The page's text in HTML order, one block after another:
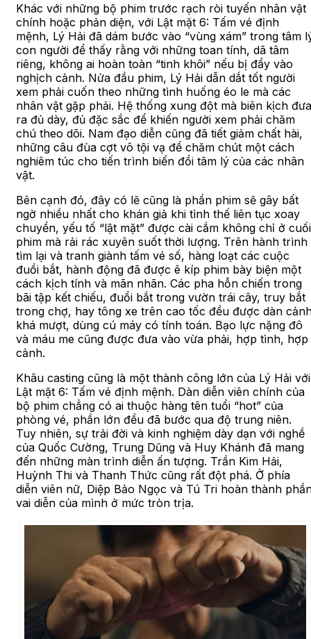
Khác với những bộ phim trước rạch ròi tuyến nhân vật
chính hoặc phản diện, với Lật mặt 6: Tấm vé định
mệnh, Lý Hải đã dám bước vào “vùng xám” trong tâm
con người để thấy rằng với những toan tính, dã tâm
riêng, không ai hoàn toàn “tinh khôi” nếu bị đẩy vào
nghịch cảnh. Nửa đầu phim, Lý Hải dẫn dắt tốt người
xem phải cuốn theo những tình huống éo le mà các
nhân vật gặp phải. Hệ thống xung đột mà biên kịch đưa
ra đủ dày, đủ đặc sắc để khiến người xem phải chăm
chú theo dõi. Nam đạo diễn cũng đã tiết giảm chất hài,
những câu đùa cợt vô tội vạ để chăm chút một cách
nghiêm túc cho tiến trình biến đổi tâm lý của các nhân
vật.
Bên cạnh đó, đây có lẽ cũng là phần phim sẽ gây bất
ngờ nhiều nhất cho khán giả khi tình thế liên tục xoay
chuyển, yếu tố “lật mặt” được cài cắm không chỉ ở cuối
phim mà rải rác xuyên suốt thời lượng. Trên hành trình
tìm lại và tranh giành tấm vé số, hàng loạt các cuộc
đuổi bắt, hành động đã được ê kíp phim bày biện một
cách kịch tính và mãn nhãn. Các pha hỗn chiến trong
bãi tập kết chiếu, đuổi bắt trong vườn trái cây, truy bắt
trong chợ, hay tông xe trên cao tốc đều được dàn
khá mượt, dùng cú máy có tính toán. Bạo lực nặng đô
và máu me cũng được đưa vào vừa phải, hợp tình, hợp
cảnh.
Khâu casting cũng là một thành công lớn của Lý Hải với
Lật mặt 6: Tấm vé định mệnh. Dàn diễn viên chính của
bộ phim chẳng có ai thuộc hàng tên tuổi “hot” của
phòng vé, phần lớn đều đã bước qua độ trung niên.
Tuy nhiên, sự trải đời và kinh nghiệm dày dạn với nghề
của Quốc Cường, Trung Dũng và Huy Khánh đã mang
đến những màn trình diễn ấn tượng. Trần Kim Hải,
Huỳnh Thi và Thanh Thức cũng rất đột phá. Ở phía
diễn viên nữ, Diệp Bảo Ngọc và Tú Tri hoàn thành
vai diễn của mình ở mức tròn trịa.